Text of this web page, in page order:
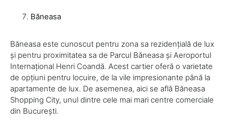
Băneasa
Băneasa este cunoscut pentru zona sa rezidențială de lux
și pentru proximitatea sa de Parcul Băneasa și Aeroportul
Internațional Henri Coandă. Acest cartier oferă o varietate
de opțiuni pentru locuire, de la vile impresionante până la
apartamente de lux. De asemenea, aici se află Băneasa
Shopping City, unul dintre cele mai mari centre comerciale
din București.